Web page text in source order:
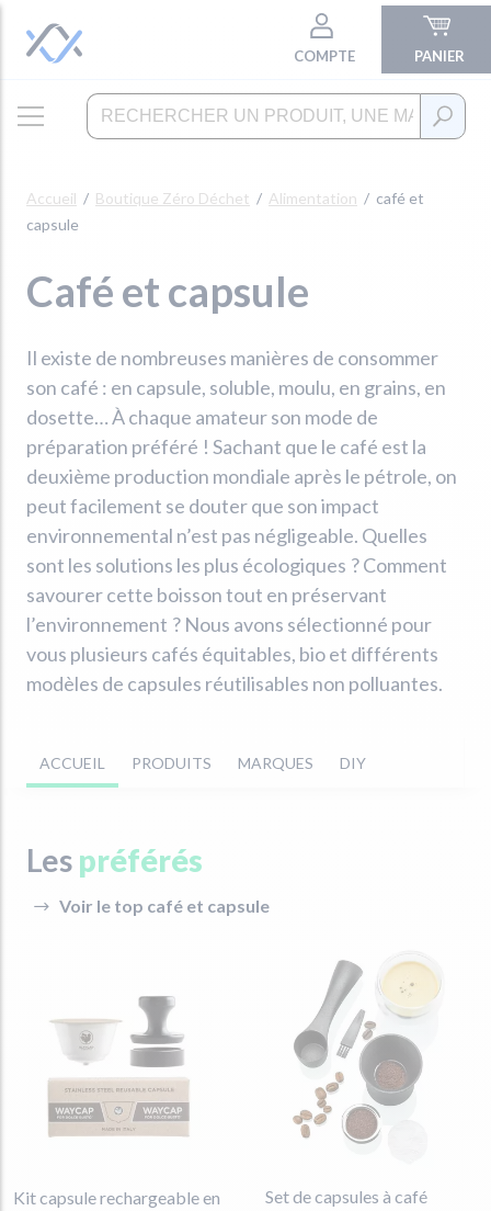
COMPTE PANIER
Accueil Boutique Zéro Déchet Alimentation
café et
capsule
Café et capsule
Il existe de nombreuses manières de consommer
son café : en capsule, soluble, moulu, en grains, en
dosette… À chaque amateur son mode de
préparation préféré ! Sachant que le café est la
deuxième production mondiale après le pétrole, on
peut facilement se douter que son impact
environnemental n’est pas négligeable. Quelles
sont les solutions les plus écologiques ? Comment
savourer cette boisson tout en préservant
l’environnement ? Nous avons sélectionné pour
vous plusieurs cafés équitables, bio et différents
modèles de capsules réutilisables non polluantes.
ACCUEIL PRODUITS MARQUES DIY
Les préférés
Voir le top café et capsule
Kit capsule rechargeable en
Set de capsules à café